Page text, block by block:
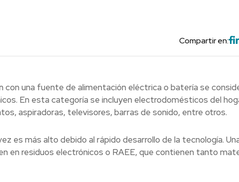
Compartir en:
con una fuente de alimentación eléctrica o batería se
En esta categoría se incluyen electrodomésticos del
aspiradoras, televisores, barras de sonido, entre otros.
es más alto debido al rápido desarrollo de la tecnología.
en residuos electrónicos o RAEE, que contienen tanto